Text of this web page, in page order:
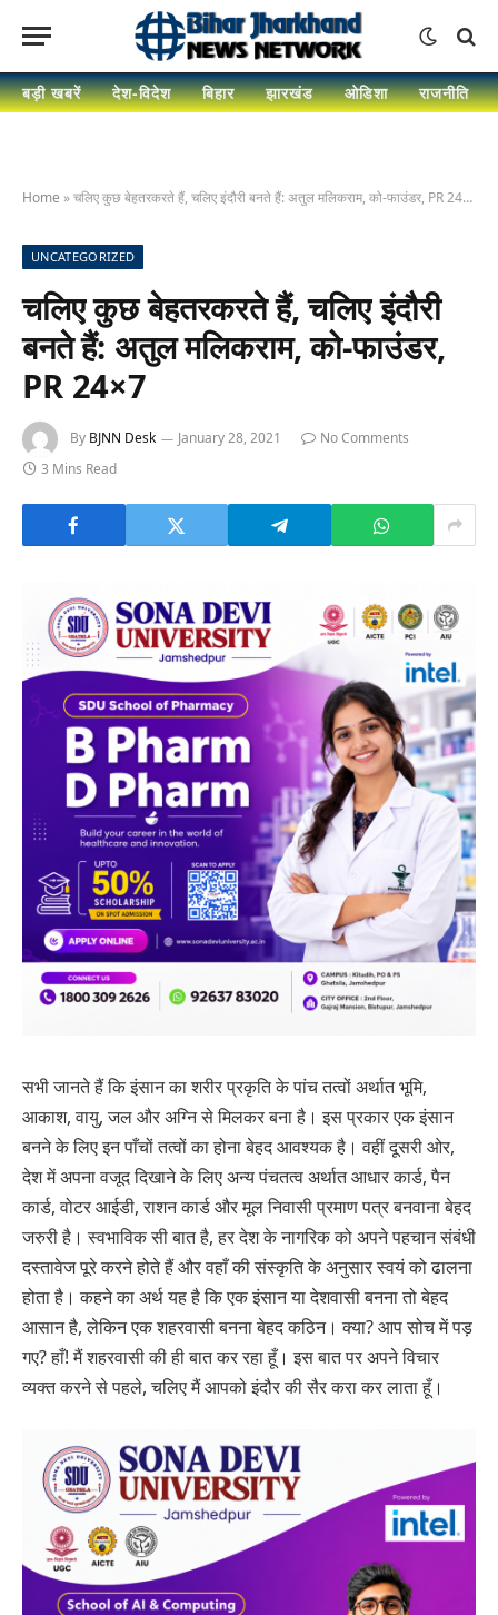
बड़ी खबरें देश-विदेश बिहार झारखंड ओडिशा राजनीति
Home »चलिए कुछ बेहतरकरते हैं, चलिए इंदौरी बनते हैं: अतुल मलिकराम, को-फाउंडर, PR 24×7
UNCATEGORIZED
चलिए कुछ बेहतरकरते हैं, चलिए इंदौरी
बनते हैं: अतुल मलिकराम, को-फाउंडर,
PR 24×7
By BJNN Desk January 28, 2021
No Comments
3 Mins Read
सभी जानते हैं कि इंसान का शरीर प्रकृति के पांच तत्वों अर्थात भूमि,
आकाश, वायु, जल और अग्नि से मिलकर बना है। इस प्रकार एक इंसान
बनने के लिए इन पाँचों तत्वों का होना बेहद आवश्यक है। वहीं दूसरी ओर,
देश में अपना वजूद दिखाने के लिए अन्य पंचतत्व अर्थात आधार कार्ड, पैन
कार्ड, वोटर आईडी, राशन कार्ड और मूल निवासी प्रमाण पत्र बनवाना बेहद
जरुरी है। स्वभाविक सी बात है, हर देश के नागरिक को अपने पहचान संबंधी
दस्तावेज पूरे करने होते हैं और वहाँ की संस्कृति के अनुसार स्वयं को ढालना
होता है। कहने का अर्थ यह है कि एक इंसान या देशवासी बनना तो बेहद
आसान है, लेकिन एक शहरवासी बनना बेहद कठिन। क्या? आप सोच में पड़
गए? हाँ! मैं शहरवासी की ही बात कर रहा हूँ। इस बात पर अपने विचार
व्यक्त करने से पहले, चलिए मैं आपको इंदौर की सैर करा कर लाता हूँ।